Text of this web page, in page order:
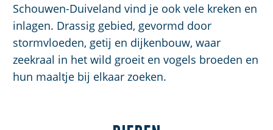
Schouwen-Duiveland vind je ook vele kreken en
inlagen. Drassig gebied, gevormd door
stormvloeden, getij en dijkenbouw, waar
zeekraal in het wild groeit en vogels broeden en
hun maaltje bij elkaar zoeken.